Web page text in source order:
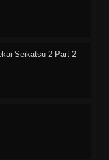
Seikatsu 2 Part 2